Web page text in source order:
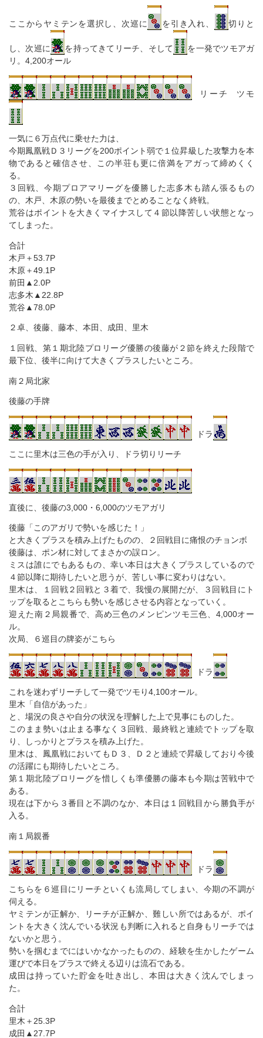
ここからヤミテンを選択し、次巡に を引き入れ、 切りと
し、次巡に を持ってきてリーチ、そして
を一発でツモアガ
リ。4,200オール
リーチ ツモ
一気に６万点代に乗せた力は、
今期鳳凰戦Ｄ３リーグを200ポイント弱で１位昇級した攻撃力を本
物であると確信させ、この半荘も更に倍満をアガって締めくく
る。
３回戦、今期プロアマリーグを優勝した志多木も踏ん張るもの
の、木戸、木原の勢いを最後までとめることなく終戦。
荒谷はポイントを大きくマイナスして４節以降苦しい状態となっ
てしまった。
合計
木戸＋53.7P
木原＋49.1P
前田▲2.0P
志多木▲22.8P
荒谷▲78.0P
２卓、後藤、藤本、本田、成田、里木
１回戦、第１期北陸プロリーグ優勝の後藤が２節を終えた段階で
最下位、後半に向けて大きくプラスしたいところ。
南２局北家
後藤の手牌
ドラ
ここに里木は三色の手が入り、ドラ切りリーチ
直後に、後藤の3,000・6,000のツモアガリ
後藤「このアガリで勢いを感じた！」
と大きくプラスを積み上げたものの、２回戦目に痛恨のチョンボ
後藤は、ポン材に対してまさかの誤ロン。
ミスは誰にでもあるもの、幸い本日は大きくプラスしているので
４節以降に期待したいと思うが、苦しい事に変わりはない。
里木は、１回戦２回戦と３着で、我慢の展開だが、３回戦目にト
ップを取るとこちらも勢いを感じさせる内容となっていく。
迎えた南２局親番で、高め三色のメンピンツモ三色、4,000オー
ル。
次局、６巡目の牌姿がこちら
ドラ
これを迷わずリーチして一発でツモり4,100オール。
里木「自信があった」
と、場況の良さや自分の状況を理解した上で見事にものした。
このまま勢いは止まる事なく３回戦、最終戦と連続でトップを取
り、しっかりとプラスを積み上げた。
里木は、鳳凰戦においてもＤ３、Ｄ２と連続で昇級しており今後
の活躍にも期待したいところ。
第１期北陸プロリーグを惜しくも準優勝の藤本も今期は苦戦中で
ある。
現在は下から３番目と不調のなか、本日は１回戦目から勝負手が
入る。
南１局親番
ドラ
こちらを６巡目にリーチといくも流局してしまい、今期の不調が
伺える。
ヤミテンが正解か、リーチが正解か、難しい所ではあるが、ポイ
ントを大きく沈んでいる状況も判断に入れると自身もリーチでは
ないかと思う。
勢いを掴むまでにはいかなかったものの、経験を生かしたゲーム
運びで本日をプラスで終える辺りは流石である。
成田は持っていた貯金を吐き出し、本田は大きく沈んでしまっ
た。
合計
里木＋25.3P
成田▲27.7P